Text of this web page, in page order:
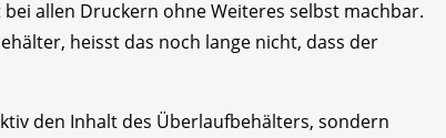
allen Druckern ohne Weiteres selbst machbar.
heisst das noch lange nicht, dass der
den Inhalt des Überlaufbehälters, sondern